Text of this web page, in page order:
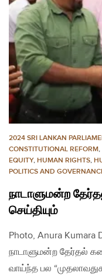
2024 SRI LANKAN
CONSTITUTIONAL REFORM,
EQUITY, HUMAN RIGHTS,
POLITICS AND
நாடாளுமன்ற
செய்தியும்
Photo, Anura Kumara
நாடாளுமன்ற தேர்தல்
வாய்ந்த பல